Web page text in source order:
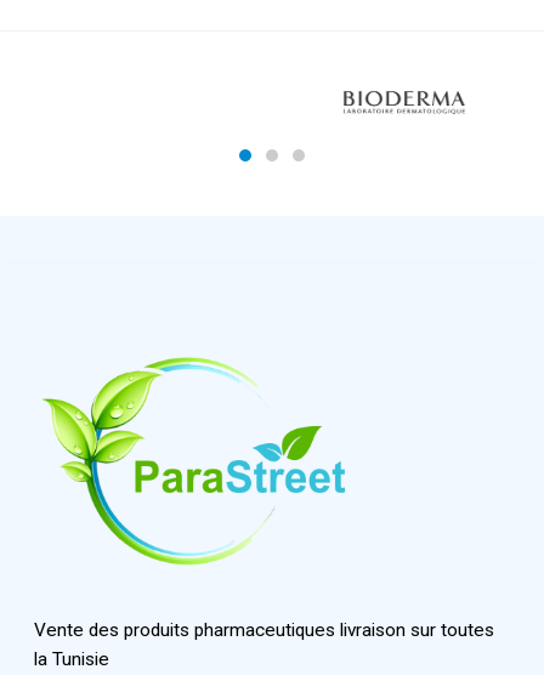
Vente des produits pharmaceutiques livraison sur toutes
la Tunisie